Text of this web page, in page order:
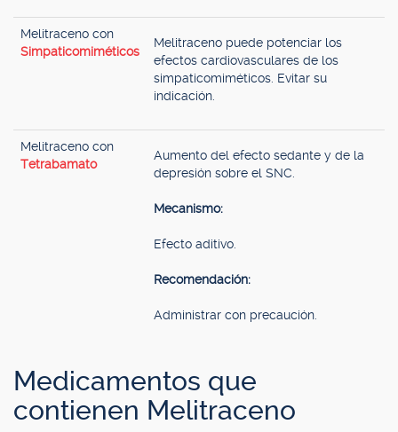
Melitraceno con
Simpaticomiméticos
Melitraceno puede potenciar los
efectos cardiovasculares de los
simpaticomiméticos. Evitar su
indicación.
Melitraceno con
Tetrabamato
Aumento del efecto sedante y de la
depresión sobre el SNC.
Mecanismo:
Efecto aditivo.
Recomendación:
Administrar con precaución.
Medicamentos que
contienen Melitraceno